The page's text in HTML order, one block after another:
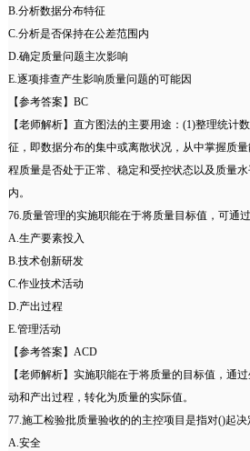
B.分析数据分布特征
C.分析是否保持在公差范围内
D.确定质量问题主次影响
E.逐项排查产生影响质量问题的可能因
【参考答案】BC
【老师解析】直方图法的主要用途：(1)整理统计
征，即数据分布的集中或离散状况，从中掌握质
程质量是否处于正常、稳定和受控状态以及质量
内。
76.质量管理的实施职能在于将质量目标值，可通
A.生产要素投入
B.技术创新研发
C.作业技术活动
D.产出过程
E.管理活动
【参考答案】ACD
【老师解析】实施职能在于将质量的目标值，通
动和产出过程，转化为质量的实际值。
77.施工检验批质量验收的的主控项目是指对()起决
A.安全